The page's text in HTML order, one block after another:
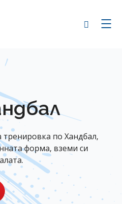
+359
по Хандбал,
форма, вземи си